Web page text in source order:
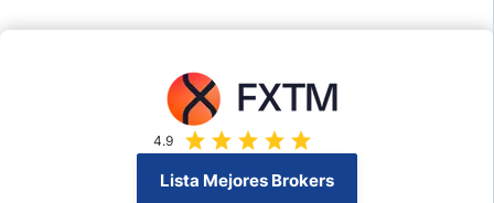
FXTM Pros y Contras de los Tipos de Cuenta
4.9
Lista Mejores Brokers